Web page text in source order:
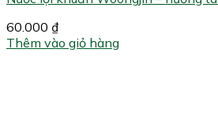
60.000 ₫
Thêm vào giỏ hàng